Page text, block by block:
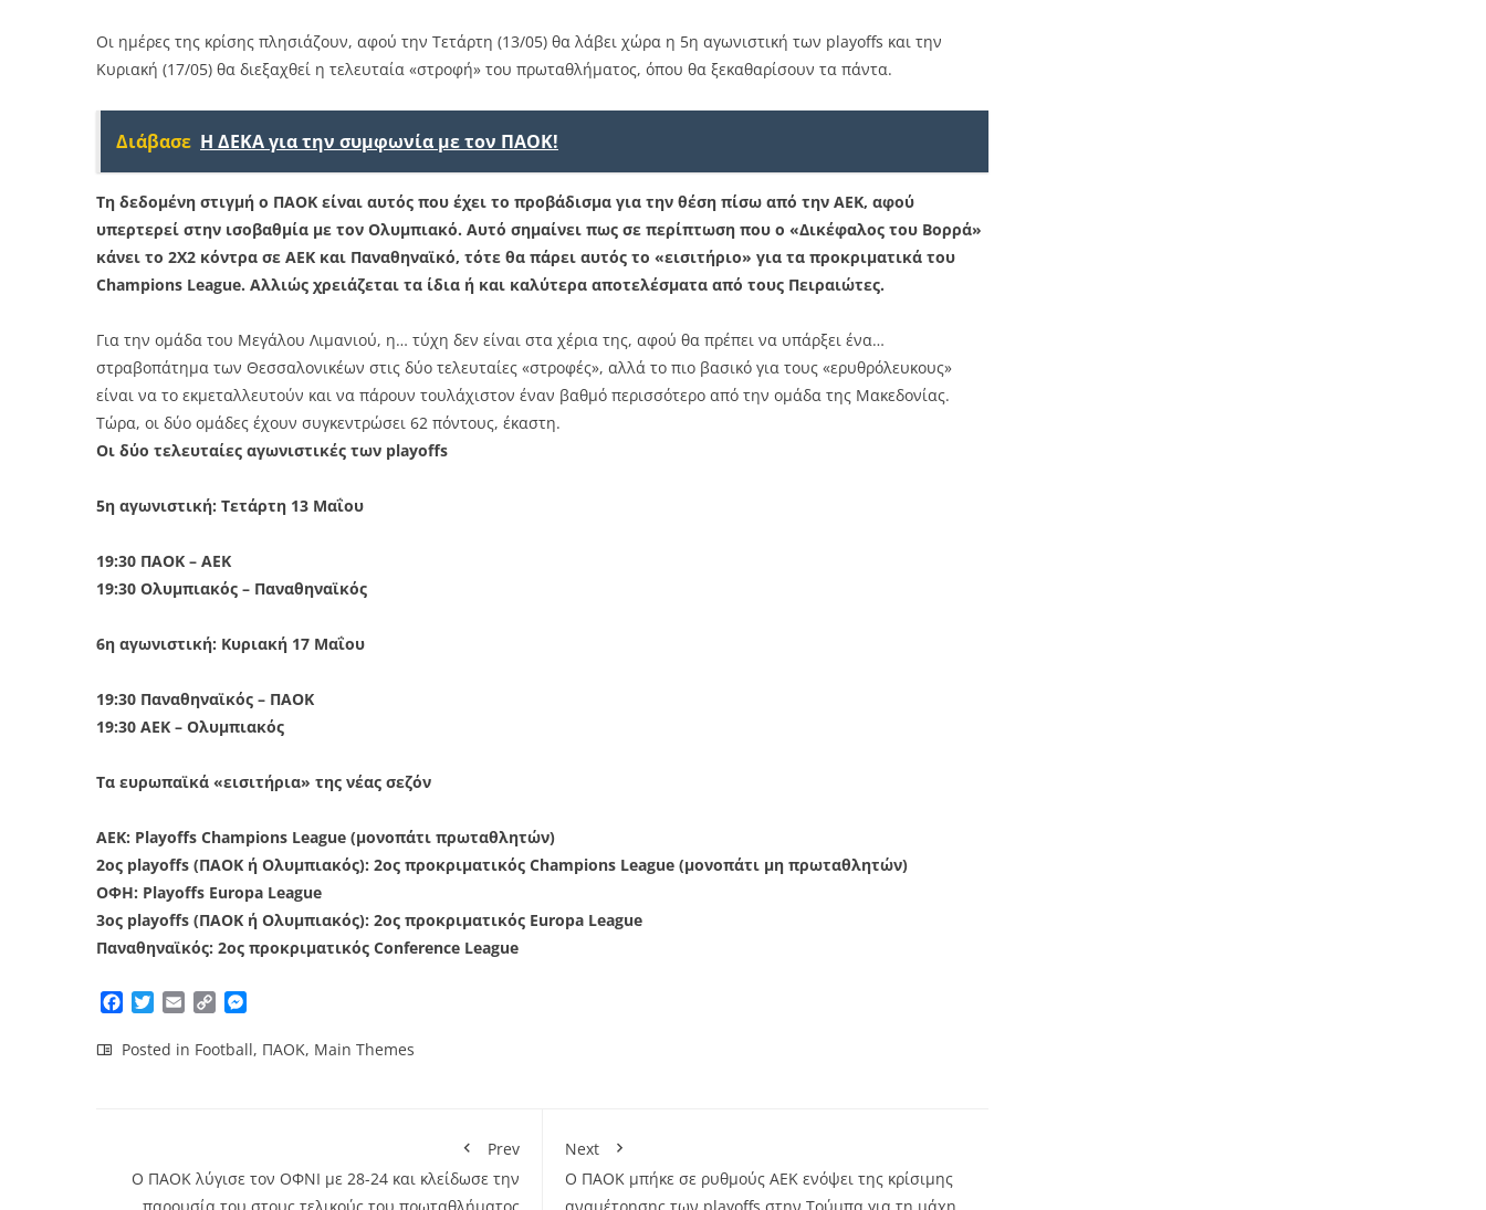
Οι ημέρες της κρίσης πλησιάζουν, αφού την Τετάρτη (13/05) θα λάβει χώρα η 5η αγωνιστική των playoffs και την
Κυριακή (17/05) θα διεξαχθεί η τελευταία «στροφή» του πρωταθλήματος, όπου θα ξεκαθαρίσουν τα πάντα.
Διάβασε H ΔΕΚΑ για την συμφωνία με τον ΠΑΟΚ!
Τη δεδομένη στιγμή ο ΠΑΟΚ είναι αυτός που έχει το προβάδισμα για την θέση πίσω από την ΑΕΚ, αφού
υπερτερεί στην ισοβαθμία με τον Ολυμπιακό. Αυτό σημαίνει πως σε περίπτωση που ο «Δικέφαλος του Βορρά»
κάνει το 2Χ2 κόντρα σε ΑΕΚ και Παναθηναϊκό, τότε θα πάρει αυτός το «εισιτήριο» για τα προκριματικά του
Champions League. Αλλιώς χρειάζεται τα ίδια ή και καλύτερα αποτελέσματα από τους Πειραιώτες.
Για την ομάδα του Μεγάλου Λιμανιού, η… τύχη δεν είναι στα χέρια της, αφού θα πρέπει να υπάρξει ένα…
στραβοπάτημα των Θεσσαλονικέων στις δύο τελευταίες «στροφές», αλλά το πιο βασικό για τους «ερυθρόλευκους»
είναι να το εκμεταλλευτούν και να πάρουν τουλάχιστον έναν βαθμό περισσότερο από την ομάδα της Μακεδονίας.
Τώρα, οι δύο ομάδες έχουν συγκεντρώσει 62 πόντους, έκαστη.
Οι δύο τελευταίες αγωνιστικές των playoffs
5η αγωνιστική: Τετάρτη 13 Μαΐου
19:30 ΠΑΟΚ – ΑΕΚ
19:30 Ολυμπιακός – Παναθηναϊκός
6η αγωνιστική: Κυριακή 17 Μαΐου
19:30 Παναθηναϊκός – ΠΑΟΚ
19:30 ΑΕΚ – Ολυμπιακός
Τα ευρωπαϊκά «εισιτήρια» της νέας σεζόν
ΑΕΚ: Playoffs Champions League (μονοπάτι πρωταθλητών)
2ος playoffs (ΠΑΟΚ ή Ολυμπιακός): 2ος προκριματικός Champions League (μονοπάτι μη πρωταθλητών)
ΟΦΗ: Playoffs Europa League
3ος playoffs (ΠΑΟΚ ή Ολυμπιακός): 2ος προκριματικός Europa League
Παναθηναϊκός: 2ος προκριματικός Conference League
Facebook
TwitterEmailCopy
Posted in Football, ΠΑΟΚ, Main Themes
Prev
Ο ΠΑΟΚ λύγισε τον ΟΦΝΙ με 28-24 και κλείδωσε την
Next
Ο ΠΑΟΚ μπήκε σε ρυθμούς ΑΕΚ ενόψει της κρίσιμης